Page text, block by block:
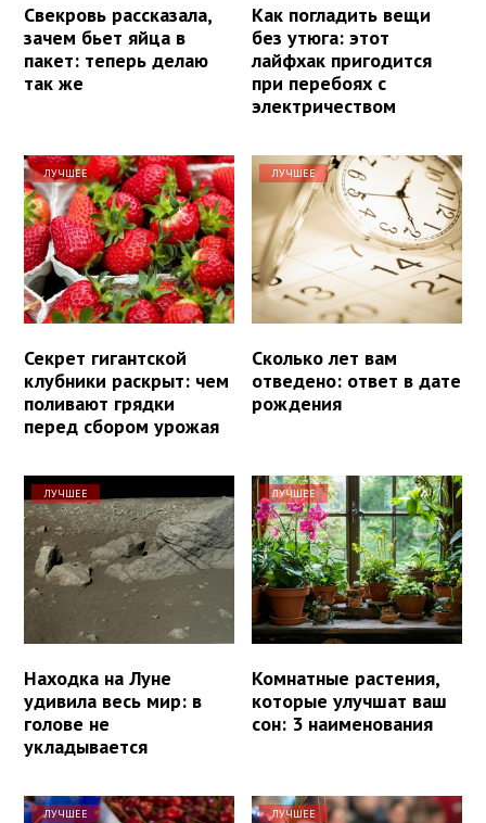
Свекровь рассказала,
зачем бьет яйца в
пакет: теперь делаю
так же
Как погладить вещи
без утюга: этот
лайфхак пригодится
при перебоях с
электричеством
ЛУЧШЕЕ
Секрет гигантской
клубники раскрыт: чем
поливают грядки
перед сбором урожая
ЛУЧШЕЕ
Сколько лет вам
отведено: ответ в дате
рождения
ЛУЧШЕЕ
Находка на Луне
удивила весь мир: в
голове не
укладывается
ЛУЧШЕЕ
Комнатные растения,
которые улучшат ваш
сон: 3 наименования
ЛУЧШЕЕ ЛУЧШЕЕ